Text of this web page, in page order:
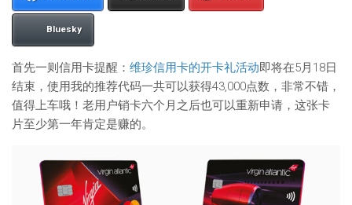
Bluesky
首先一则信用卡提醒： 维珍信用卡的开卡礼活动即将在5月18日
结束，使用我的推荐代码一共可以获得43,000点数，非常不错，
值得上车哦！老用户销卡六个月之后也可以重新申请，这张卡
片至少第一年肯定是赚的。